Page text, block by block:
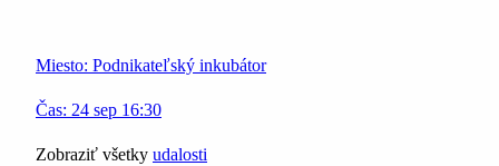
Miesto: Podnikateľský inkubátor
Čas: 24 sep 16:30
Zobraziť všetky udalosti